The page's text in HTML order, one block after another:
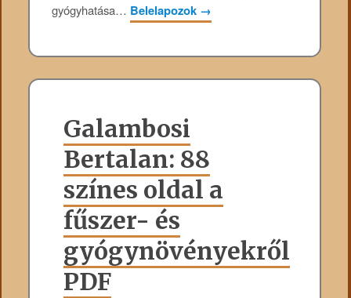
gyógyhatása… Belelapozok →
Galambosi
Bertalan: 88
színes oldal a
fűszer- és
gyógynövényekről
PDF